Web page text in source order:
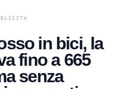
in bici, la
fino a 665
senza